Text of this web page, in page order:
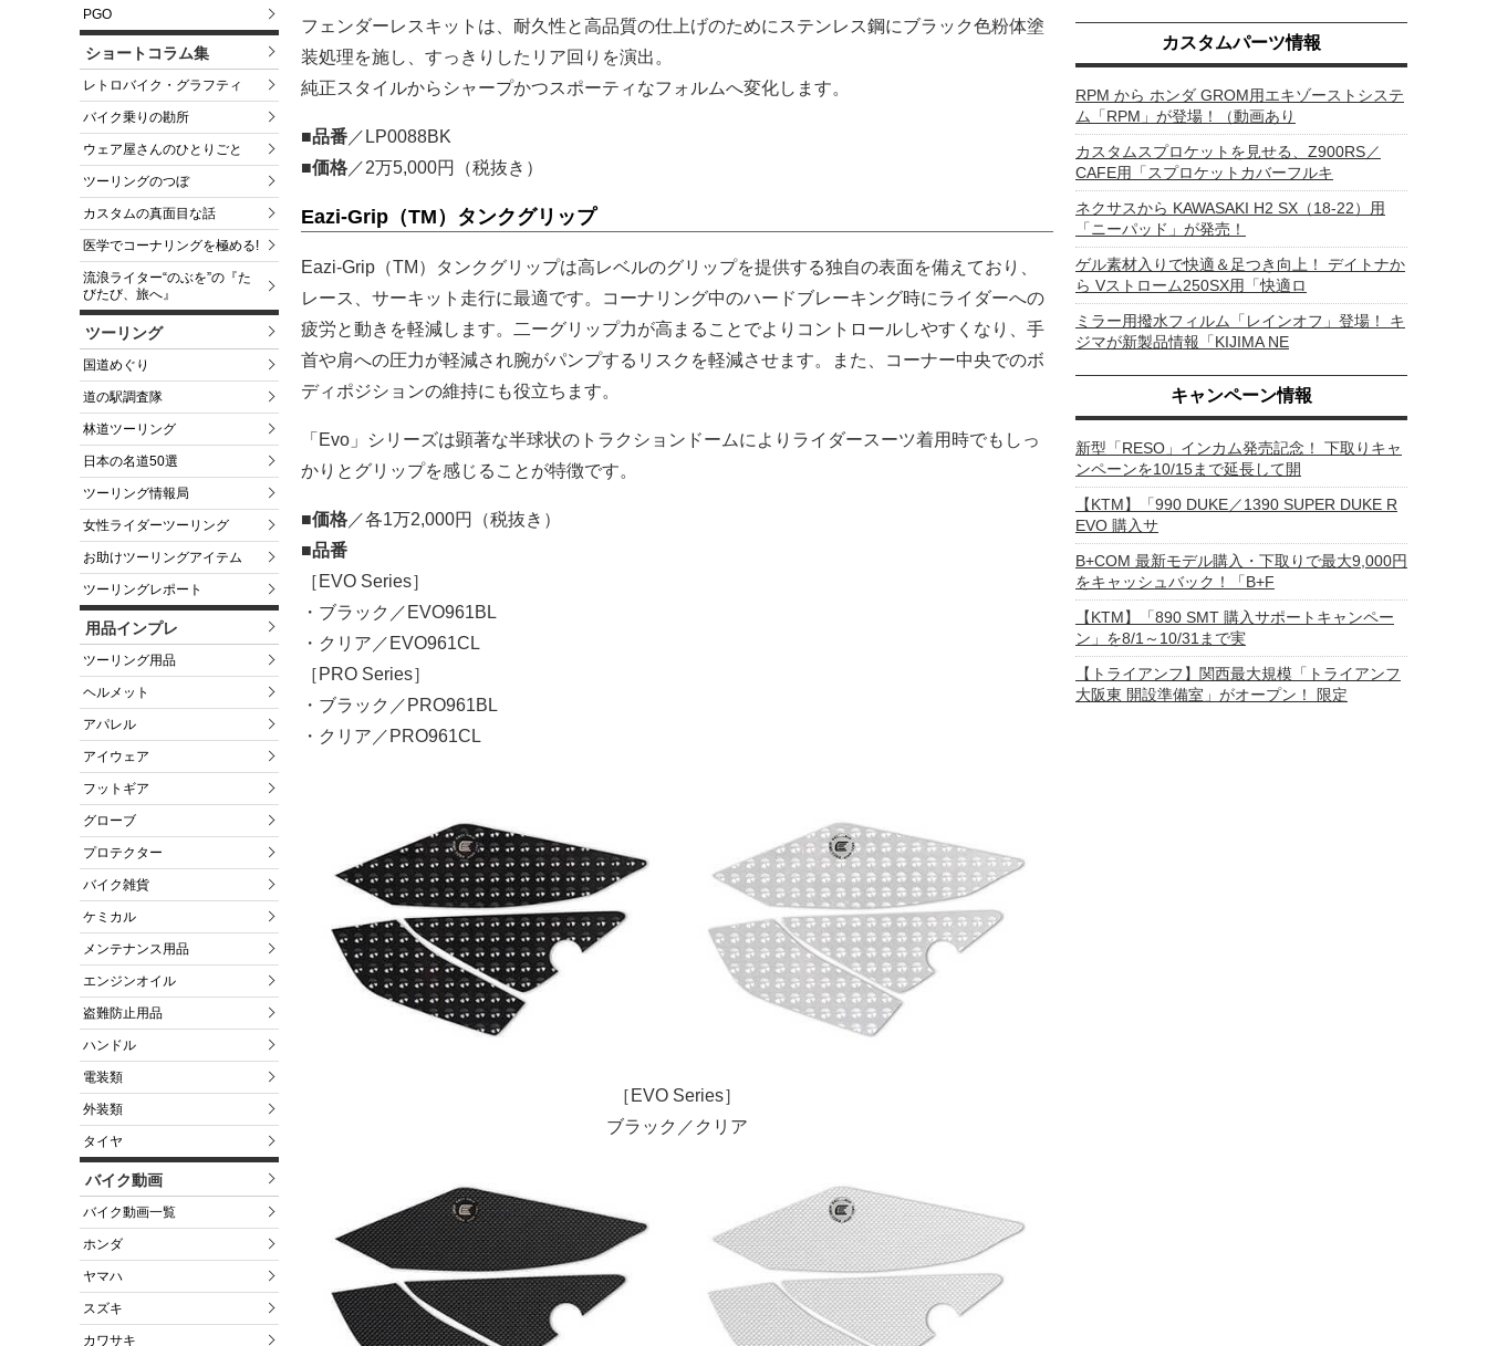
PGO
ショートコラム集
レトロバイク・グラフティ
バイク乗りの勘所
ウェア屋さんのひとりごと
ツーリングのつぼ
カスタムの真面目な話
医学でコーナリングを極める!
流浪ライター“のぶを”の『た
びたび、旅へ』
ツーリング
国道めぐり
道の駅調査隊
林道ツーリング
日本の名道50選
ツーリング情報局
女性ライダーツーリング
お助けツーリングアイテム
ツーリングレポート
用品インプレ
ツーリング用品
ヘルメット
アパレル
アイウェア
フットギア
グローブ
プロテクター
バイク雑貨
ケミカル
メンテナンス用品
エンジンオイル
盗難防止用品
ハンドル
電装類
外装類
タイヤ
バイク動画
バイク動画一覧
ホンダ
ヤマハ
スズキ
カワサキ
フェンダーレスキットは、耐久性と高品質の仕上げのためにステンレス鋼にブラック色粉体塗
装処理を施し、すっきりしたリア回りを演出。
純正スタイルからシャープかつスポーティなフォルムへ変化します。
■品番 ／LP0088BK
■価格 ／2万5,000円（税抜き）
Eazi-Grip（TM）タンクグリップ
Eazi-Grip（TM）タンクグリップは高レベルのグリップを提供する独自の表面を備えており、
レース、サーキット走行に最適です。コーナリング中のハードブレーキング時にライダーへの
疲労と動きを軽減します。二ーグリップ力が高まることでよりコントロールしやすくなり、手
首や肩への圧力が軽減され腕がパンプするリスクを軽減させます。また、コーナー中央でのボ
ディポジションの維持にも役立ちます。
「Evo」シリーズは顕著な半球状のトラクションドームによりライダースーツ着用時でもしっ
かりとグリップを感じることが特徴です。
■価格 ／各1万2,000円（税抜き）
■品番
［EVO Series］
・ブラック／EVO961BL
・クリア／EVO961CL
［PRO Series］
・ブラック／PRO961BL
・クリア／PRO961CL
［EVO Series］
ブラック／クリア
カスタムパーツ情報
RPM から ホンダ GROM用エキゾーストシステ
ム「RPM」が登場！（動画あり
カスタムスプロケットを見せる、Z900RS／
CAFE用「スプロケットカバーフルキ
ネクサスから KAWASAKI H2 SX（18-22）用
「ニーパッド」が発売！
ゲル素材入りで快適＆足つき向上！ デイトナか
ら Vストローム250SX用「快適ロ
ミラー用撥水フィルム「レインオフ」登場！ キ
ジマが新製品情報「KIJIMA NE
キャンペーン情報
新型「RESO」インカム発売記念！ 下取りキャ
ンペーンを10/15まで延長して開
【KTM】「990 DUKE／1390 SUPER DUKE R
EVO 購入サ
B+COM 最新モデル購入・下取りで最大9,000円
をキャッシュバック！「B+F
【KTM】「890 SMT 購入サポートキャンペー
ン」を8/1～10/31まで実
【トライアンフ】関西最大規模「トライアンフ
大阪東 開設準備室」がオープン！ 限定